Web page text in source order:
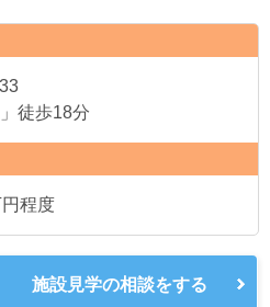
徒歩18分
円程度
施設見学の相談をする